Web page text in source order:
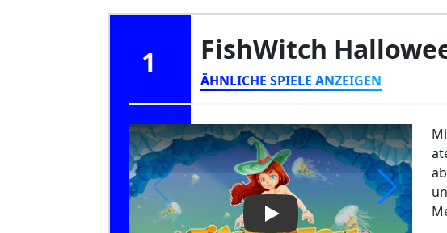
1 FishWitch
ÄHNLICHE SPIELE ANZEIGEN
Play Video: FishWitch